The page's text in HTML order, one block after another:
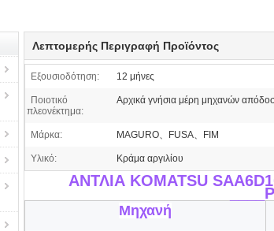
Λεπτομερής Περιγραφή Προϊόντος
Εξουσιοδότηση: 12 μήνες
Ποιοτικό
πλεονέκτημα:
Αρχικά γνήσια μέρη μηχανών
Μάρκα: MAGURO、FUSA、FIM
Υλικό: Κράμα αργιλίου
ΑΝΤΛΙΑ KOMATSU
Μηχανή